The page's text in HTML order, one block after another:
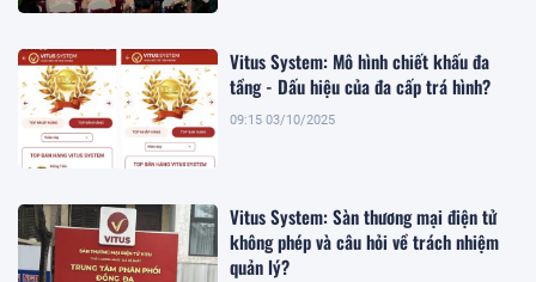
Vitus System: Mô hình chiết khấu đa
tầng - Dấu hiệu của đa cấp trá hình?
09:15 03/10/2025
Vitus System: Sàn thương mại điện tử
không phép và câu hỏi về trách nhiệm
quản lý?